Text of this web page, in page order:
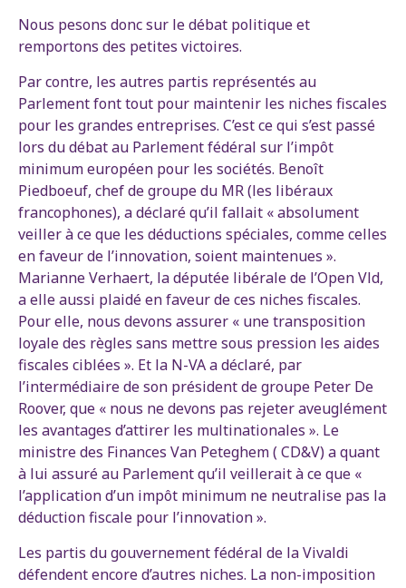
Nous pesons donc sur le débat politique et
remportons des petites victoires.
Par contre, les autres partis représentés au
Parlement font tout pour maintenir les niches fiscales
pour les grandes entreprises. C’est ce qui s’est passé
lors du débat au Parlement fédéral sur l’impôt
minimum européen pour les sociétés. Benoît
Piedboeuf, chef de groupe du MR (les libéraux
francophones), a déclaré qu’il fallait « absolument
veiller à ce que les déductions spéciales, comme celles
en faveur de l’innovation, soient maintenues ».
Marianne Verhaert, la députée libérale de l’Open Vld,
a elle aussi plaidé en faveur de ces niches fiscales.
Pour elle, nous devons assurer « une transposition
loyale des règles sans mettre sous pression les aides
fiscales ciblées ». Et la N-VA a déclaré, par
l’intermédiaire de son président de groupe Peter De
Roover, que « nous ne devons pas rejeter aveuglément
les avantages d’attirer les multinationales ». Le
ministre des Finances Van Peteghem ( CD&V) a quant
à lui assuré au Parlement qu’il veillerait à ce que «
l’application d’un impôt minimum ne neutralise pas la
déduction fiscale pour l’innovation ».
Les partis du gouvernement fédéral de la Vivaldi
défendent encore d’autres niches. La non-imposition